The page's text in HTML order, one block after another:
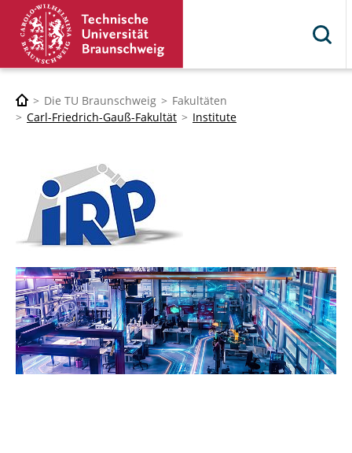
Die TU Braunschweig
Fakultäten
Carl-Friedrich-Gauß-Fakultät
Institute